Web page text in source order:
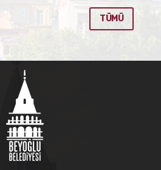
TÜMÜ